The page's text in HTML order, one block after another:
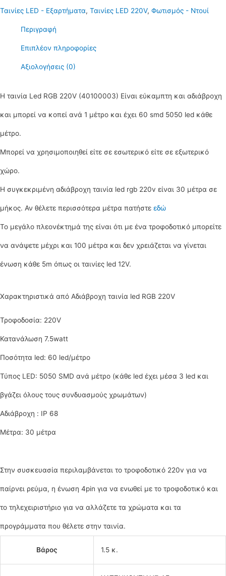
το
τροφοδοτικό
ποσότητα
Ταινίες LED - Εξαρτήματα, Ταινίες LED 220V, Φωτισμός - Ντουί
Περιγραφή
Επιπλέον πληροφορίες
Αξιολογήσεις (0)
Η ταινία Led RGB 220V (40100003) Είναι εύκαμπτη και αδιάβροχη
και μπορεί να κοπεί ανά 1 μέτρο και έχει 60 smd 5050 led κάθε
μέτρο.
Μπορεί να χρησιμοποιηθεί είτε σε εσωτερικό είτε σε εξωτερικό
χώρο.
Η συγκεκριμένη αδιάβροχη ταινία led rgb 220v είναι 30 μέτρα σε
μήκος. Αν θέλετε περισσότερα μέτρα πατήστε εδώ
Το μεγάλο πλεονέκτημά της είναι ότι με ένα τροφοδοτικό μπορείτε
να ανάψετε μέχρι και 100 μέτρα και δεν χρειάζεται να γίνεται
ένωση κάθε 5m όπως οι ταινίες led 12V.
Χαρακτηριστικά από Αδιάβροχη ταινία led RGB 220V
Τροφοδοσία: 220V
Κατανάλωση 7.5watt
Ποσότητα led: 60 led/μέτρο
Τύπος LED: 5050 SMD ανά μέτρο (κάθε led έχει μέσα 3 led και
βγάζει όλους τους συνδυασμούς χρωμάτων)
Αδιάβροχη : IP 68
Μέτρα: 30 μέτρα
Στην συσκευασία περιλαμβάνεται το τροφοδοτικό 220v για να
παίρνει ρεύμα, η ένωση 4pin για να ενωθεί με το τροφοδοτικό και
το τηλεχειριστήριο για να αλλάζετε τα χρώματα και τα
προγράμματα που θέλετε στην ταινία.
Βάρος 1.5 κ.